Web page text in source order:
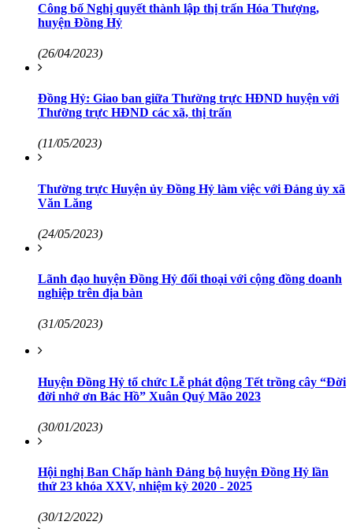
Công bố Nghị quyết thành lập thị trấn Hóa Thượng,
huyện Đồng Hỷ
(26/04/2023)
Đồng Hỷ: Giao ban giữa Thường trực HĐND huyện với
Thường trực HĐND các xã, thị trấn
(11/05/2023)
Thường trực Huyện ủy Đồng Hỷ làm việc với Đảng ủy xã
Văn Lăng
(24/05/2023)
Lãnh đạo huyện Đồng Hỷ đối thoại với cộng đồng doanh
nghiệp trên địa bàn
(31/05/2023)
Huyện Đồng Hỷ tổ chức Lễ phát động Tết trồng cây “Đời
đời nhớ ơn Bác Hồ” Xuân Quý Mão 2023
(30/01/2023)
Hội nghị Ban Chấp hành Đảng bộ huyện Đồng Hỷ lần
thứ 23 khóa XXV, nhiệm kỳ 2020 - 2025
(30/12/2022)